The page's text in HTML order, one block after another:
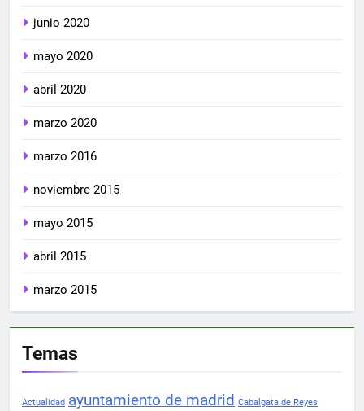
junio 2020
mayo 2020
abril 2020
marzo 2020
marzo 2016
noviembre 2015
mayo 2015
abril 2015
marzo 2015
Temas
Actualidad ayuntamiento de madrid Cabalgata de Reyes